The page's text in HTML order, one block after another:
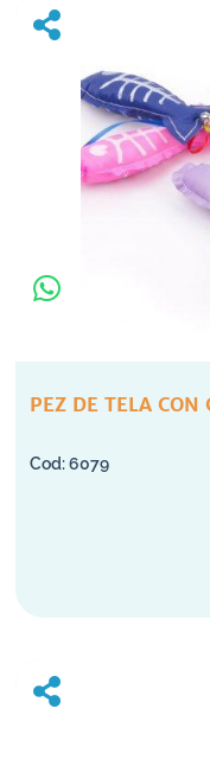
PEZ DE TELA CON
6079